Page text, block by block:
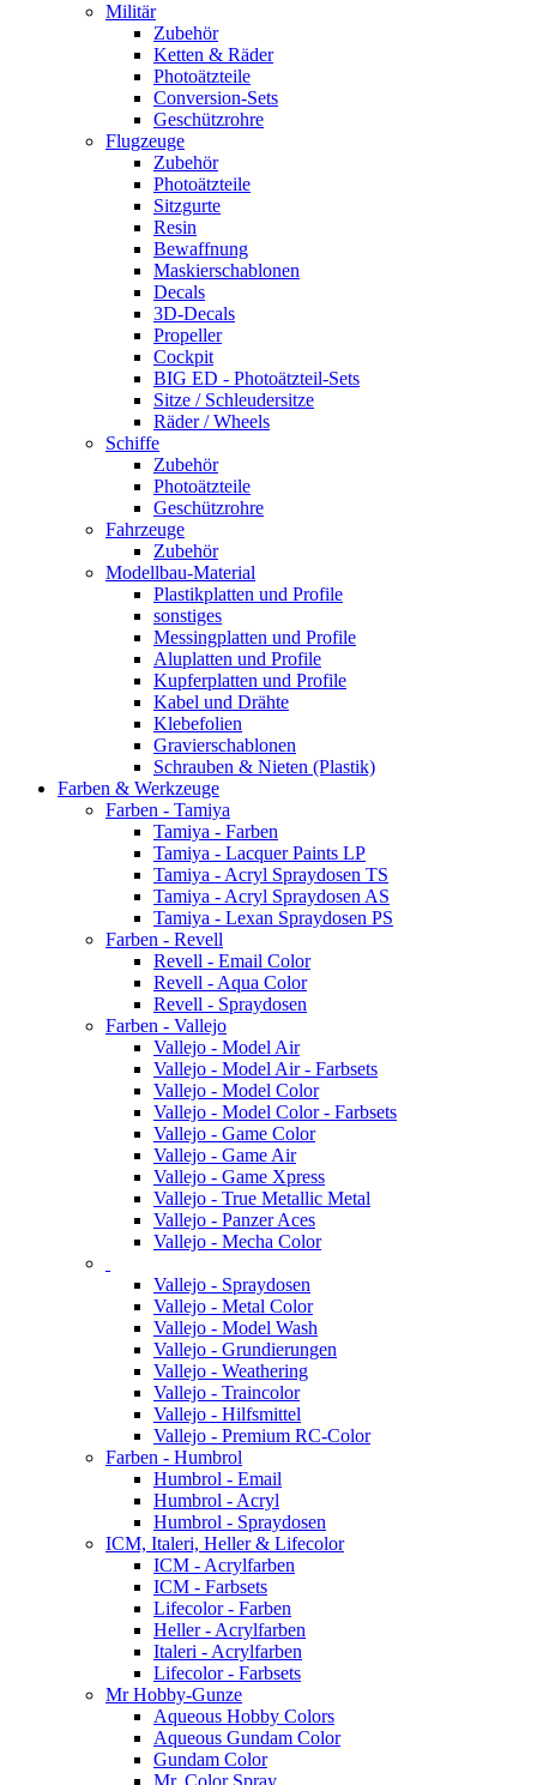
Militär
Zubehör
Ketten & Räder
Photoätzteile
Conversion-Sets
Geschützrohre
Flugzeuge
Zubehör
Photoätzteile
Sitzgurte
Resin
Bewaffnung
Maskierschablonen
Decals
3D-Decals
Propeller
Cockpit
BIG ED - Photoätzteil-Sets
Sitze / Schleudersitze
Räder / Wheels
Schiffe
Zubehör
Photoätzteile
Geschützrohre
Fahrzeuge
Zubehör
Modellbau-Material
Plastikplatten und Profile
sonstiges
Messingplatten und Profile
Aluplatten und Profile
Kupferplatten und Profile
Kabel und Drähte
Klebefolien
Gravierschablonen
Schrauben & Nieten (Plastik)
Farben & Werkzeuge
Farben - Tamiya
Tamiya - Farben
Tamiya - Lacquer Paints LP
Tamiya - Acryl Spraydosen TS
Tamiya - Acryl Spraydosen AS
Tamiya - Lexan Spraydosen PS
Farben - Revell
Revell - Email Color
Revell - Aqua Color
Revell - Spraydosen
Farben - Vallejo
Vallejo - Model Air
Vallejo - Model Air - Farbsets
Vallejo - Model Color
Vallejo - Model Color - Farbsets
Vallejo - Game Color
Vallejo - Game Air
Vallejo - Game Xpress
Vallejo - True Metallic Metal
Vallejo - Panzer Aces
Vallejo - Mecha Color
Vallejo - Spraydosen
Vallejo - Metal Color
Vallejo - Model Wash
Vallejo - Grundierungen
Vallejo - Weathering
Vallejo - Traincolor
Vallejo - Hilfsmittel
Vallejo - Premium RC-Color
Farben - Humbrol
Humbrol - Email
Humbrol - Acryl
Humbrol - Spraydosen
ICM, Italeri, Heller & Lifecolor
ICM - Acrylfarben
ICM - Farbsets
Lifecolor - Farben
Heller - Acrylfarben
Italeri - Acrylfarben
Lifecolor - Farbsets
Mr Hobby-Gunze
Aqueous Hobby Colors
Aqueous Gundam Color
Gundam Color
Mr. Color Spray